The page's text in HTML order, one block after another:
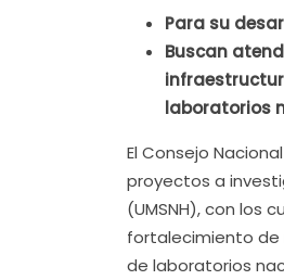
Para su
Buscan
laboratorios
El Consejo
proyectos a
(UMSNH), con los
fortalecimiento de
de laboratorios